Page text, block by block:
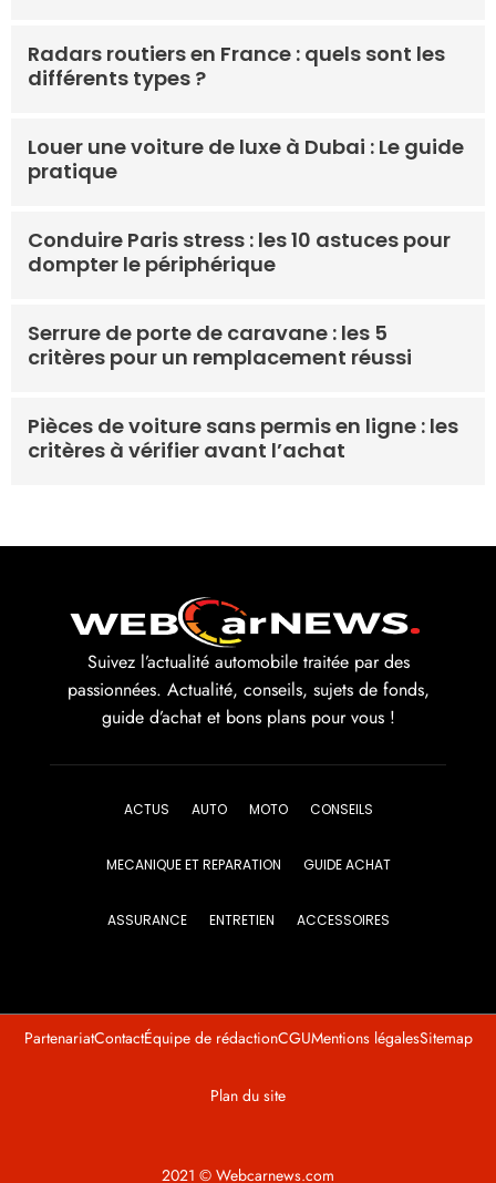
Radars routiers en France : quels sont les
différents types ?
Louer une voiture de luxe à Dubai : Le guide
pratique
Conduire Paris stress : les 10 astuces pour
dompter le périphérique
Serrure de porte de caravane : les 5
critères pour un remplacement réussi
Pièces de voiture sans permis en ligne : les
critères à vérifier avant l’achat
Suivez l’actualité automobile traitée par des
passionnées. Actualité, conseils, sujets de fonds,
guide d’achat et bons plans pour vous !
ACTUS AUTO MOTO CONSEILS
MECANIQUE ET REPARATION GUIDE ACHAT
ASSURANCE ENTRETIEN ACCESSOIRES
2021 © Webcarnews.com
PartenariatContactÉquipe de rédactionCGUMentions légalesSitemap
Plan du site